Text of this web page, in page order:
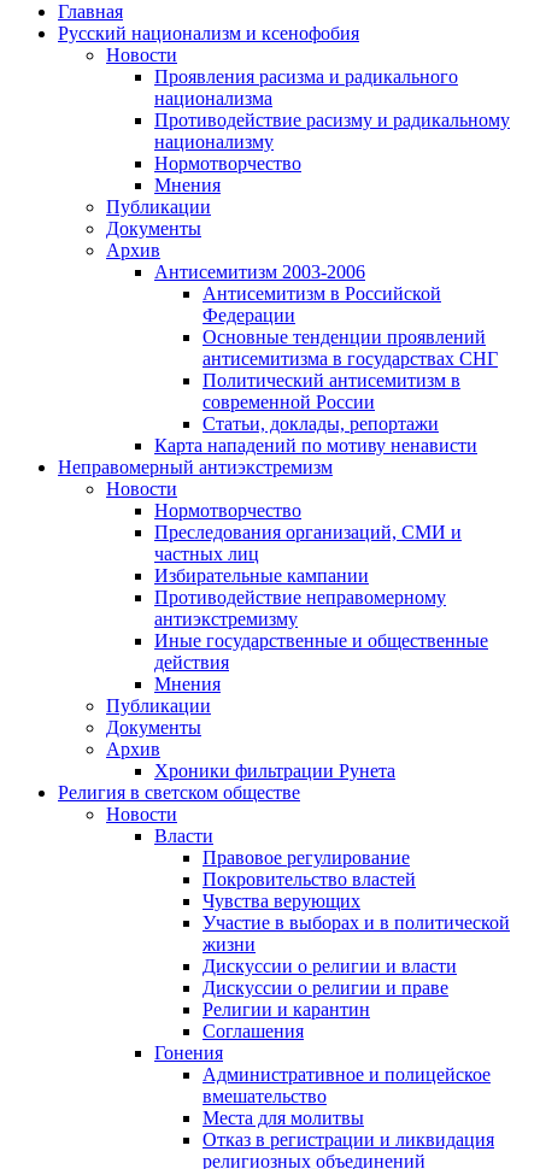
Главная
Русский национализм и ксенофобия
Новости
Проявления расизма и радикального
национализма
Противодействие расизму и радикальному
национализму
Нормотворчество
Мнения
Публикации
Документы
Архив
Антисемитизм 2003-2006
Антисемитизм в Российской
Федерации
Основные тенденции проявлений
антисемитизма в государствах СНГ
Политический антисемитизм в
современной России
Статьи, доклады, репортажи
Карта нападений по мотиву ненависти
Неправомерный антиэкстремизм
Новости
Нормотворчество
Преследования организаций, СМИ и
частных лиц
Избирательные кампании
Противодействие неправомерному
антиэкстремизму
Иные государственные и общественные
действия
Мнения
Публикации
Документы
Архив
Хроники фильтрации Рунета
Религия в светском обществе
Новости
Власти
Правовое регулирование
Покровительство властей
Чувства верующих
Участие в выборах и в политической
жизни
Дискуссии о религии и власти
Дискуссии о религии и праве
Религии и карантин
Соглашения
Гонения
Административное и полицейское
вмешательство
Места для молитвы
Отказ в регистрации и ликвидация
религиозных объединений